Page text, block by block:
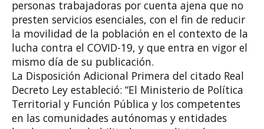
personas trabajadoras por cuenta ajena que no
presten servicios esenciales, con el fin de reducir
la movilidad de la población en el contexto de la
lucha contra el COVID-19, y que entra en vigor el
mismo día de su publicación.
La Disposición Adicional Primera del citado Real
Decreto Ley estableció: “El Ministerio de Política
Territorial y Función Pública y los competentes
en las comunidades autónomas y entidades